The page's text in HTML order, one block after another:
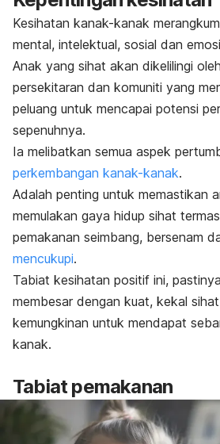
Kesihatan kanak-kanak
mental, intelektual, sosial dan
Anak yang sihat akan dikelilingi
persekitaran dan komuniti yang
peluang untuk mencapai potensi
sepenuhnya.
Ia melibatkan semua aspek
perkembangan kanak-kanak.
Adalah penting untuk memastikan
memulakan gaya hidup sihat
pemakanan seimbang, bersenam
mencukupi.
Tabiat kesihatan positif ini,
membesar dengan kuat, kekal
kemungkinan untuk mendapat
kanak.
Tabiat pemakanan